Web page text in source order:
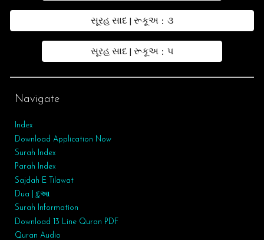
સૂરહ સાદ | રૂકૂઅ : ૩
સૂરહ સાદ | રૂકૂઅ : ૫
Navigate
Index
Download Application Now
Surah Index
Parah Index
Sajdah E Tilawat
Dua | દુઆ
Surah Information
Download 13 Line Quran PDF
Quran Audio